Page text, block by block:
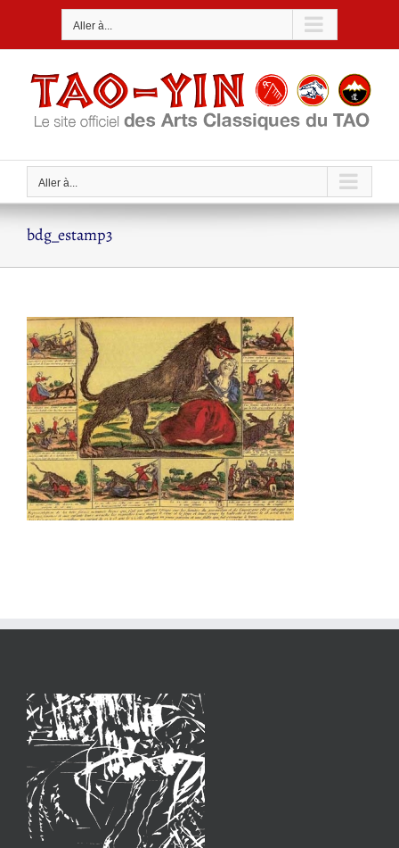
Aller à...
Aller à...
bdg_estamp3